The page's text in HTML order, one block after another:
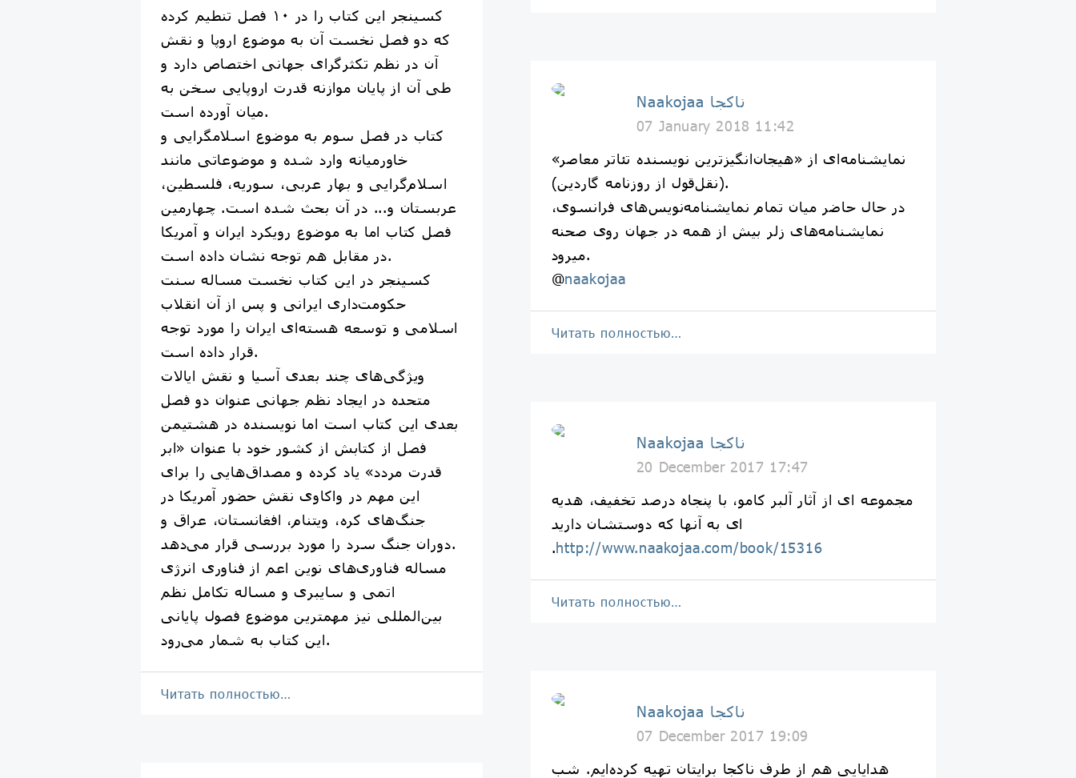
کسینجر این کتاب را در ۱۰ فصل تنطیم کرده
که دو فصل نخست آن به موضوع اروپا و نقش
آن در نظم تکثرگرای جهانی اختصاص دارد و
طی آن از پایان موازنه قدرت اروپایی سخن به
میان آورده است.
کتاب در فصل سوم به موضوع اسلامگرایی و
خاورمیانه وارد شده و موضوعاتی مانند
اسلام‌گرایی و بهار عربی، سوریه، فلسطین،
عربستان و... در آن بحث شده است. چهارمین
فصل کتاب اما به موضوع رویکرد ایران و آمریکا
در مقابل هم توجه نشان داده است.
کسینجر در این کتاب نخست مساله سنت
حکومت‌داری ایرانی و پس از آن انقلاب
اسلامی و توسعه هسته‌ای ایران را مورد توجه
قرار داده است.
ویژگی‌های چند بعدی آسیا و نقش ایالات
متحده در ایجاد نظم جهانی عنوان دو فصل
بعدی این کتاب است اما نویسنده در هشتیمن
فصل از کتابش از کشور خود با عنوان «ابر
قدرت مردد» یاد کرده و مصداق‌هایی را برای
این مهم در واکاوی نقش حضور آمریکا در
جنگ‌های کره، ویتنام، افغانستان، عراق و
دوران جنگ سرد را مورد بررسی قرار می‌دهد.
مساله فناوری‌های نوین اعم از فناوری انرژی
اتمی و سایبری و مساله تکامل نظم
بین‌المللی نیز مهمترین موضوع فصول پایانی
این کتاب به شمار می‌رود.
Читать полностью…
Naakojaa ناکجا
07 January 2018 11:42
نمایشنامه‌ای از «هیجان‌انگیزترین نویسنده تئاتر معاصر»
(نقل‌قول از روزنامه گاردین).
در حال حاضر میان تمام نمایشنامه‌نویس‌های فرانسوی،
نمایشنامه‌های زلر بیش از همه در جهان روی صحنه
میرود.
@naakojaa
Читать полностью…
Naakojaa ناکجا
20 December 2017 17:47
مجموعه اى از آثار آلبر كامو، با پنجاه درصد تخفيف، هديه
اى به آنها كه دوستشان داريد
.http://www.naakojaa.com/book/15316
Читать полностью…
Naakojaa ناکجا
07 December 2017 19:09
هدایایی هم از طرف ناکجا برایتان تهیه کرده‌ایم. شب